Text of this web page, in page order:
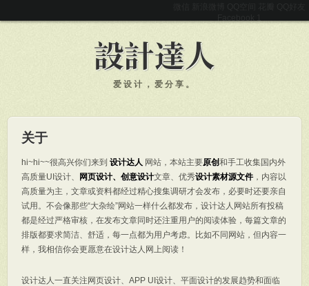
爱设计，爱分享。
关于
hi~hi~~很高兴你们来到 设计达人 网站，本站主要原创和手工收集国内外
高质量UI设计、
网页设计、创意设计文章、优秀设计素材源文件 ，内容以
高质量为主，文章或资料都经过精心搜集调研才会发布，必要时还要亲自
试用。不会像那些“大杂绘”网站一样什么都发布，设计达人网站所有投稿
都是经过严格审核，在发布文章同时还注重用户的阅读体验，每篇文章的
排版都要求简洁、舒适，每一点都为用户考虑。比如不同网站，但内容一
样，我相信你会更愿意在设计达人网上阅读！
设计达人一直关注网页设计、APP UI设计、平面设计的发展趋势和面临